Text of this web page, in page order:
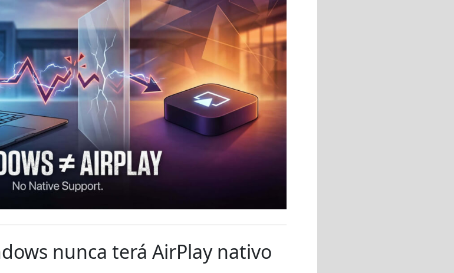
nunca terá AirPlay nativo